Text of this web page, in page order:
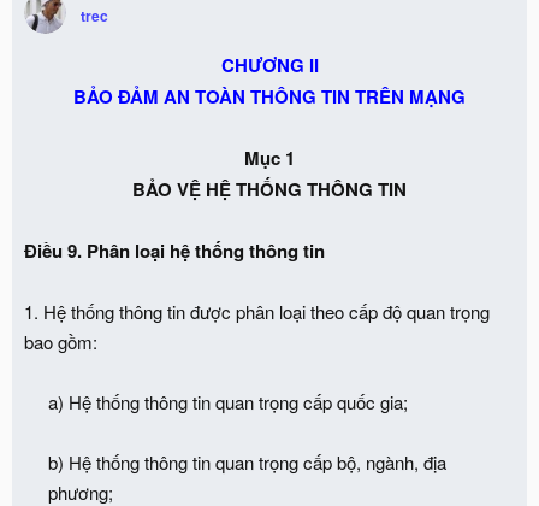
trec
CHƯƠNG II
BẢO ĐẢM AN TOÀN THÔNG TIN TRÊN MẠNG
Mục 1
BẢO VỆ HỆ THỐNG THÔNG TIN
Điều 9. Phân loại hệ thống thông tin
1. Hệ thống thông tin được phân loại theo cấp độ quan trọng
bao gồm:
a) Hệ thống thông tin quan trọng cấp quốc gia;
b) Hệ thống thông tin quan trọng cấp bộ, ngành, địa
phương;